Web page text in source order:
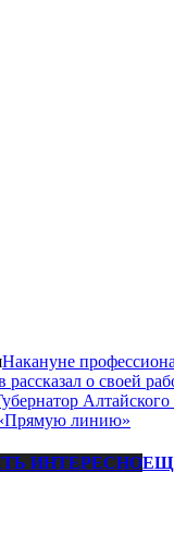
Накануне
о своей
линию»
ИНТЕРЕСНО